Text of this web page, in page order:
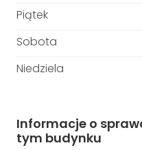
Piątek
Sobota
Niedziela
Informacje o
tym budynku